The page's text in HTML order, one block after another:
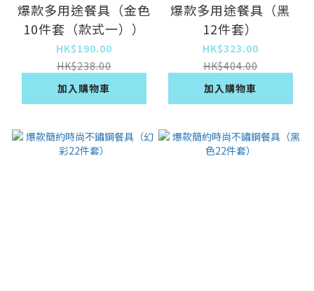
爆款多用途餐具（金色
10件套（款式一））
HK$190.00
HK$238.00
加入購物車
爆款多用途餐具（黑
12件套）
HK$323.00
HK$404.00
加入購物車